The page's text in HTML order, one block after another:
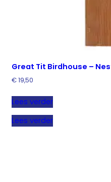
Great Tit Birdhouse –
€19,50
Lees verder
Lees verder